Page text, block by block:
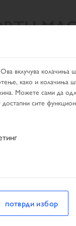
ДИЛЕР
вклучува колачиња
како и колачиња
Можете сами да
сите
потврди избор